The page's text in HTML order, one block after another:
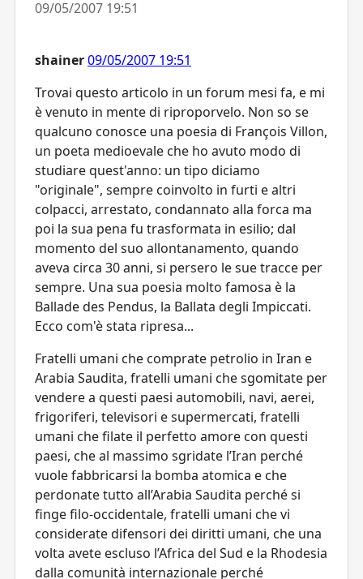
09/05/2007 19:51
shainer09/05/2007 19:51
Trovai questo articolo in un forum mesi fa, e mi
è venuto in mente di riproporvelo. Non so se
qualcuno conosce una poesia di François Villon,
un poeta medioevale che ho avuto modo di
studiare quest'anno: un tipo diciamo
"originale", sempre coinvolto in furti e altri
colpacci, arrestato, condannato alla forca ma
poi la sua pena fu trasformata in esilio; dal
momento del suo allontanamento, quando
aveva circa 30 anni, si persero le sue tracce per
sempre. Una sua poesia molto famosa è la
Ballade des Pendus, la Ballata degli Impiccati.
Ecco com'è stata ripresa...
Fratelli umani che comprate petrolio in Iran e
Arabia Saudita, fratelli umani che sgomitate per
vendere a questi paesi automobili, navi, aerei,
frigoriferi, televisori e supermercati, fratelli
umani che filate il perfetto amore con questi
paesi, che al massimo sgridate l’Iran perché
vuole fabbricarsi la bomba atomica e che
perdonate tutto all’Arabia Saudita perché si
finge filo-occidentale, fratelli umani che vi
considerate difensori dei diritti umani, che una
volta avete escluso l’Africa del Sud e la Rhodesia
dalla comunità internazionale perché